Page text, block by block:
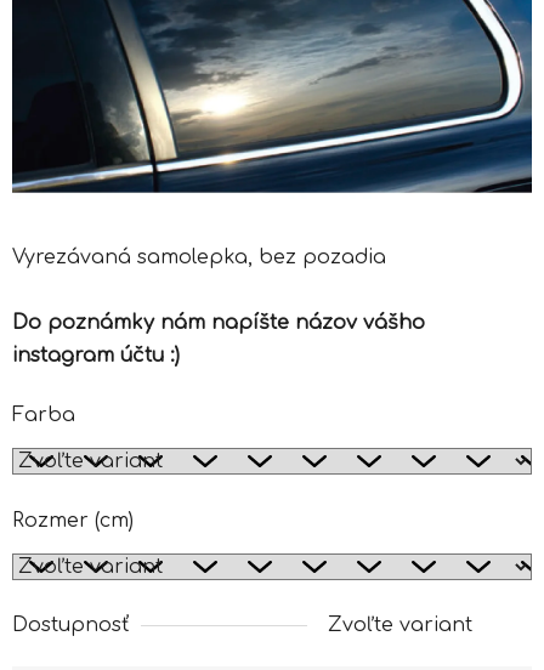
Vyrezávaná samolepka, bez pozadia
Do poznámky nám napíšte názov vášho
instagram účtu :)
Farba
Rozmer (cm)
Dostupnosť Zvoľte variant